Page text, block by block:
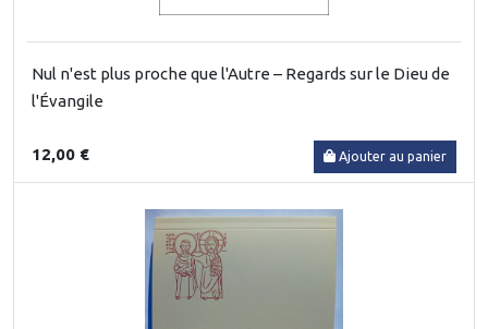
Nul n'est plus proche que l'Autre – Regards sur le Dieu de
l'Évangile
12,00 € Ajouter au panier